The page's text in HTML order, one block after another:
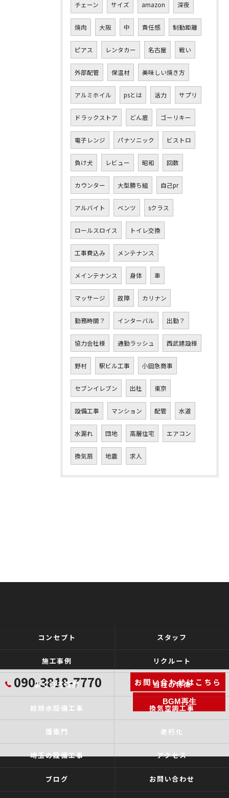
チェーン サイズ amazon 深夜
焼肉 大阪 中 責任感 制動距離
ピアス レンタカー 名古屋 戦い
外部配管 保温材 美味しい焼き方
アルミホイル psとは 活力 サプリ
ドラックストア どん底 ゴーリキー
電子レンジ パナソニック ビストロ
負け犬 レビュー 昭和 回数
カウンター 大型勝ち組 自己pr
アルバイト ベンツ sクラス
ロールスロイス トイレ交換
工事費込み メンテナンス
メインテナンス 身体 車
マッサージ 故障 カリナン
勤務時間？ インターバル 出勤？
協力会社様 通勤ラッシュ 西武建設様
野村 駅ビル工事 小田急商事
セブンイレブン 出社 東京
設備工事 マンション 配管 水道
水漏れ 団地 高層住宅 エアコン
換気扇 地震 求人
090-3818-7770 お問い合わせはこちら
BGM再生
コンセプト スタッフ
施工事例 リクルート
よくある質問 当社の特徴
給排水設備工事 換気空調工事
護衛門 老朽化
埼玉の設備工事 アクセス
ブログ お問い合わせ